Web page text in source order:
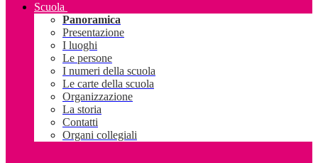
Scuola
Panoramica
Presentazione
I luoghi
Le persone
I numeri della scuola
Le carte della scuola
Organizzazione
La storia
Contatti
Organi collegiali